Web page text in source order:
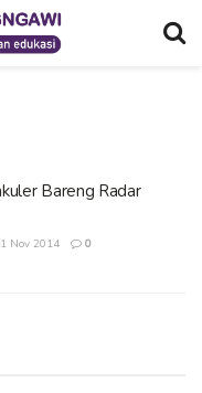
Bareng Radar
Nov 2014 0